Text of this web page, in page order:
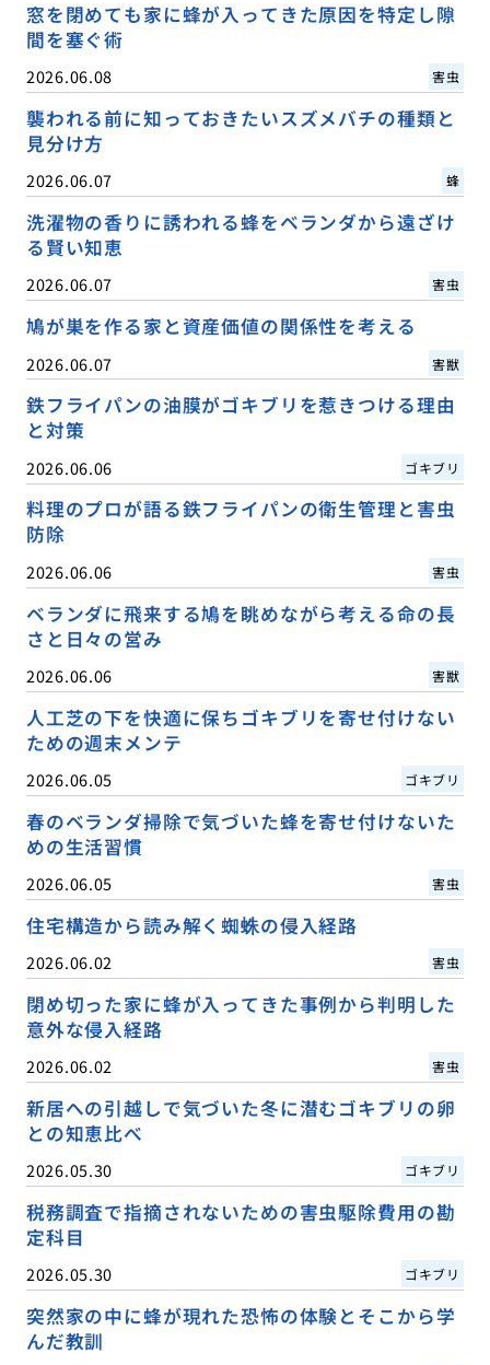
窓を閉めても家に蜂が入ってきた原因を特定し隙
間を塞ぐ術
2026.06.08 害虫
襲われる前に知っておきたいスズメバチの種類と
見分け方
2026.06.07 蜂
洗濯物の香りに誘われる蜂をベランダから遠ざけ
る賢い知恵
2026.06.07 害虫
鳩が巣を作る家と資産価値の関係性を考える
2026.06.07 害獣
鉄フライパンの油膜がゴキブリを惹きつける理由
と対策
2026.06.06 ゴキブリ
料理のプロが語る鉄フライパンの衛生管理と害虫
防除
2026.06.06 害虫
ベランダに飛来する鳩を眺めながら考える命の長
さと日々の営み
2026.06.06 害獣
人工芝の下を快適に保ちゴキブリを寄せ付けない
ための週末メンテ
2026.06.05 ゴキブリ
春のベランダ掃除で気づいた蜂を寄せ付けないた
めの生活習慣
2026.06.05 害虫
住宅構造から読み解く蜘蛛の侵入経路
2026.06.02 害虫
閉め切った家に蜂が入ってきた事例から判明した
意外な侵入経路
2026.06.02 害虫
新居への引越しで気づいた冬に潜むゴキブリの卵
との知恵比べ
2026.05.30 ゴキブリ
税務調査で指摘されないための害虫駆除費用の勘
定科目
2026.05.30 ゴキブリ
突然家の中に蜂が現れた恐怖の体験とそこから学
んだ教訓